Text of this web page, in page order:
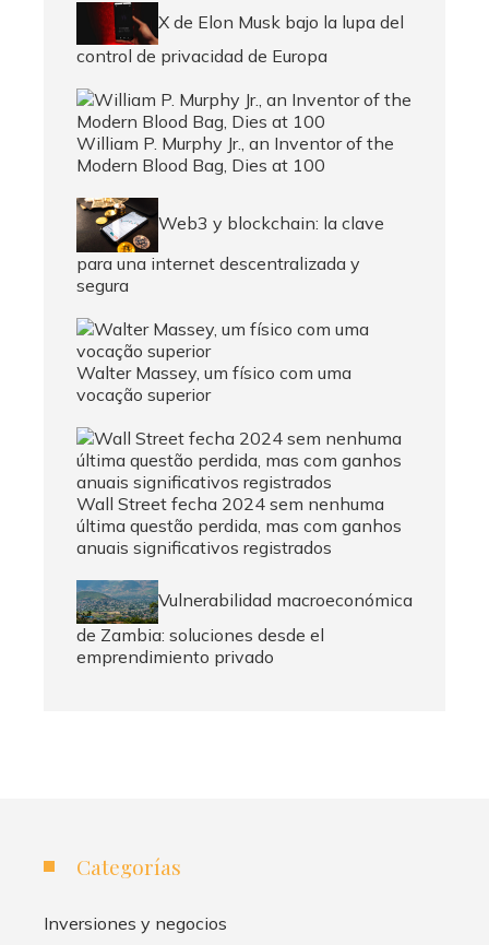
X de Elon Musk bajo la lupa del
control de privacidad de Europa
William P. Murphy Jr., an Inventor of the
Modern Blood Bag, Dies at 100
Web3 y blockchain: la clave
para una internet descentralizada y
segura
Walter Massey, um físico com uma
vocação superior
Wall Street fecha 2024 sem nenhuma
última questão perdida, mas com ganhos
anuais significativos registrados
Vulnerabilidad macroeconómica
de Zambia: soluciones desde el
emprendimiento privado
Categorías
Inversiones y negocios